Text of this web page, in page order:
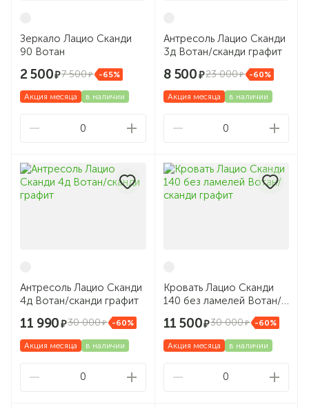
Зеркало Лацио Сканди
90 Вотан
2 500 7 500 -65%
Акция месяца в наличии
0
Антресоль Лацио Сканди
3д Вотан/сканди графит
8 500 23 000 -60%
Акция месяца в наличии
0
Антресоль Лацио Сканди
4д Вотан/сканди графит
11 990 30 000 -60%
Акция месяца в наличии
0
Кровать Лацио Сканди
140 без ламелей Вотан/
11 500 30 000 -60%
Акция месяца в наличии
0